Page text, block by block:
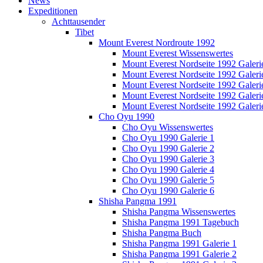
Expeditionen
Achttausender
Tibet
Mount Everest Nordroute 1992
Mount Everest Wissenswertes
Mount Everest Nordseite 1992
Mount Everest Nordseite 1992
Mount Everest Nordseite 1992
Mount Everest Nordseite 1992
Mount Everest Nordseite 1992
Cho Oyu 1990
Cho Oyu Wissenswertes
Cho Oyu 1990 Galerie 1
Cho Oyu 1990 Galerie 2
Cho Oyu 1990 Galerie 3
Cho Oyu 1990 Galerie 4
Cho Oyu 1990 Galerie 5
Cho Oyu 1990 Galerie 6
Shisha Pangma 1991
Shisha Pangma Wissenswertes
Shisha Pangma 1991 Tagebuch
Shisha Pangma Buch
Shisha Pangma 1991 Galerie 1
Shisha Pangma 1991 Galerie 2